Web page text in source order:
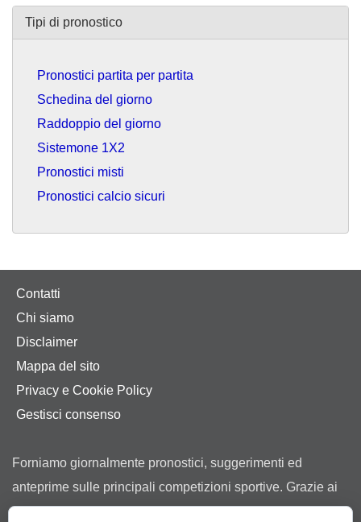
Tipi di pronostico
Pronostici partita per partita
Schedina del giorno
Raddoppio del giorno
Sistemone 1X2
Pronostici misti
Pronostici calcio sicuri
Contatti
Chi siamo
Disclaimer
Mappa del sito
Privacy e Cookie Policy
Gestisci consenso
Forniamo giornalmente pronostici, suggerimenti ed
anteprime sulle principali competizioni sportive. Grazie ai
nostri consigli ti aiutiamo a scegliere tra le offerte dei